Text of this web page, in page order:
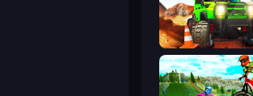
Offroad Life 3D